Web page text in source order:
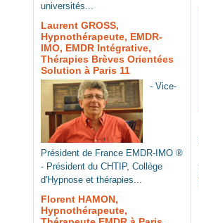
universités...
Laurent GROSS,
Hypnothérapeute, EMDR-
IMO, EMDR Intégrative,
Thérapies Brèves Orientées
Solution à Paris 11
- Vice-
Président de France EMDR-IMO ®
- Président du CHTIP, Collège
d'Hypnose et thérapies...
Florent HAMON,
Hypnothérapeute,